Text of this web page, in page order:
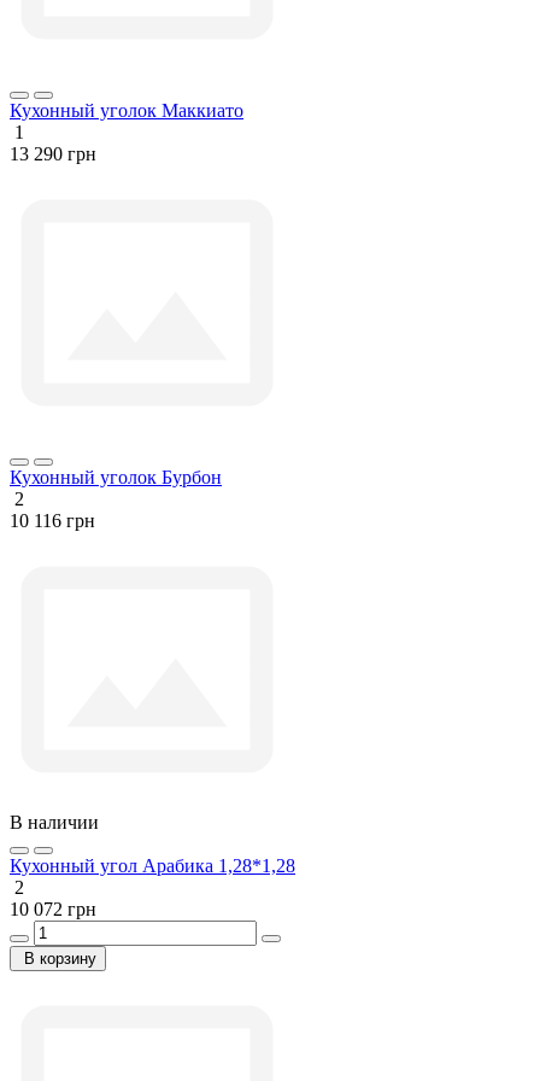
Кухонный уголок Маккиато
1
13 290 грн
Кухонный уголок Бурбон
2
10 116 грн
В наличии
Кухонный угол Арабика 1,28*1,28
2
10 072 грн
В корзину